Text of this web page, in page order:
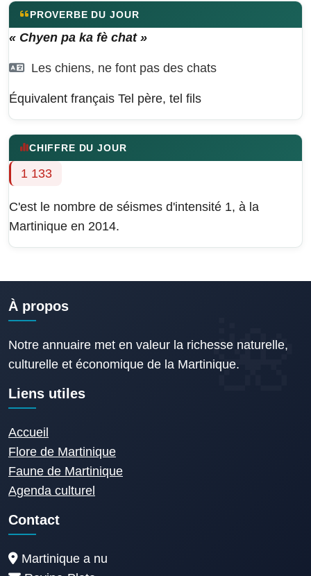
PROVERBE DU JOUR
« Chyen pa ka fè chat »
Les chiens, ne font pas des chats
Équivalent français Tel père, tel fils
CHIFFRE DU JOUR
1 133
C'est le nombre de séismes d'intensité 1, à la
Martinique en 2014.
À propos
Notre annuaire met en valeur la richesse naturelle,
culturelle et économique de la Martinique.
Liens utiles
Accueil
Flore de Martinique
Faune de Martinique
Agenda culturel
Contact
Martinique a nu